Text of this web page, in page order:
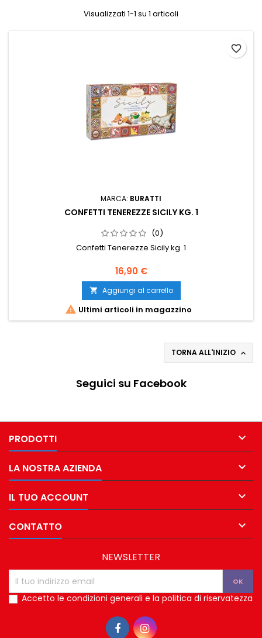
Visualizzati 1-1 su 1 articoli
MARCA: BURATTI
CONFETTI TENEREZZE SICILY KG. 1
(0)
Confetti Tenerezze Sicily kg. 1
Prezzo
16,90 €
 Aggiungi al carrello
 Ultimi articoli in magazzino
favorite_border
TORNA ALL'INIZIO 
Seguici su Facebook
PRODOTTI 
LA NOSTRA AZIENDA 
IL TUO ACCOUNT 
CONTATTO 
NEWSLETTER
Accetto le condizioni generali e la politica di riservatezza